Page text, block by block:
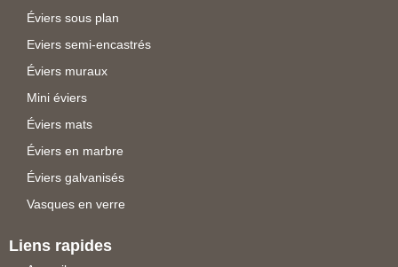
Éviers sous plan
Eviers semi-encastrés
Éviers muraux
Mini éviers
Éviers mats
Éviers en marbre
Éviers galvanisés
Vasques en verre
Liens rapides